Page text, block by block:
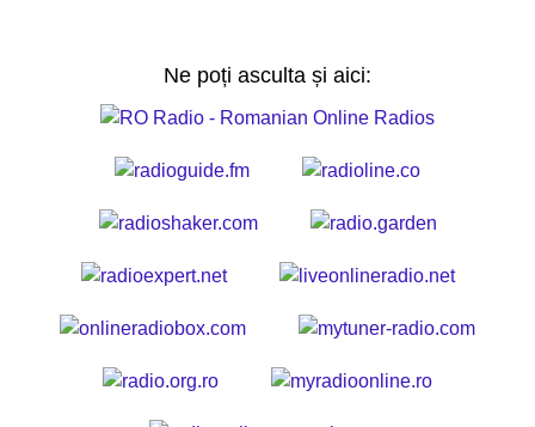
Ne poți asculta și aici: